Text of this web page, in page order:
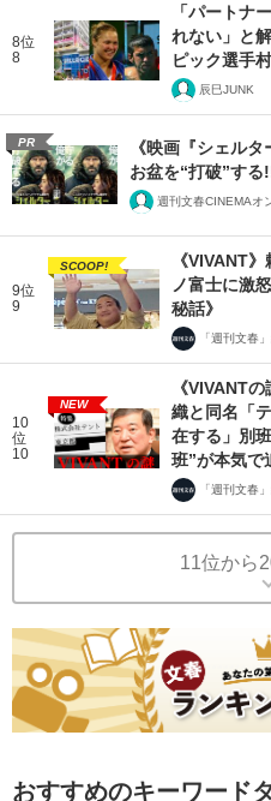
8位
8
「パートナ
れない」と
ピック選手
辰巳JUNK
PR
《映画『シェル
お盆を“打破”する
週刊文春CINEMAオ
9位
9
SCOOP!
《VIVANT
ノ富士に激
秘話》
「週刊文春
10
位
10
NEW
《VIVANT
織と同名「
在する」別
班”が本気で
「週刊文春
11位から
おすすめのキーワード